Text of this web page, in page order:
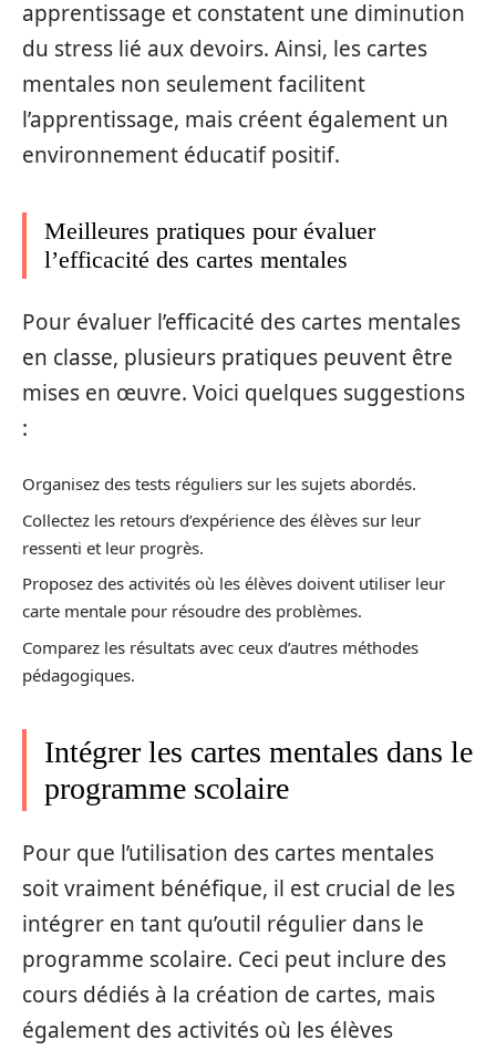
apprentissage et constatent une diminution
du stress lié aux devoirs. Ainsi, les cartes
mentales non seulement facilitent
l’apprentissage, mais créent également un
environnement éducatif positif.
Meilleures pratiques pour évaluer
l’efficacité des cartes mentales
Pour évaluer l’efficacité des cartes mentales
en classe, plusieurs pratiques peuvent être
mises en œuvre. Voici quelques suggestions
:
Organisez des tests réguliers sur les sujets abordés.
Collectez les retours d’expérience des élèves sur leur
ressenti et leur progrès.
Proposez des activités où les élèves doivent utiliser leur
carte mentale pour résoudre des problèmes.
Comparez les résultats avec ceux d’autres méthodes
pédagogiques.
Intégrer les cartes mentales dans le
programme scolaire
Pour que l’utilisation des cartes mentales
soit vraiment bénéfique, il est crucial de les
intégrer en tant qu’outil régulier dans le
programme scolaire. Ceci peut inclure des
cours dédiés à la création de cartes, mais
également des activités où les élèves